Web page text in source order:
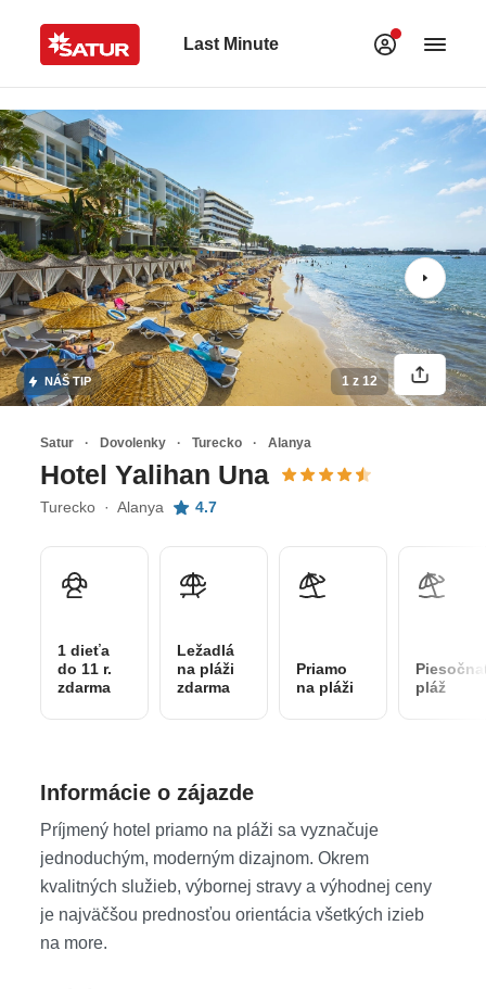
Last Minute
Satur Dovolenky Turecko Alanya
Hotel Yalihan Una
Turecko · Alanya 4.7
NÁŠ TIP 1 z 12
1 dieťa
do 11 r.
zdarma
Ležadlá
na pláži
zdarma
Priamo
na pláži
pláž
Informácie o zájazde
Príjmený hotel priamo na pláži sa vyznačuje
jednoduchým, moderným dizajnom. Okrem
kvalitných služieb, výbornej stravy a výhodnej ceny
je najväčšou prednosťou orientácia všetkých izieb
na more.